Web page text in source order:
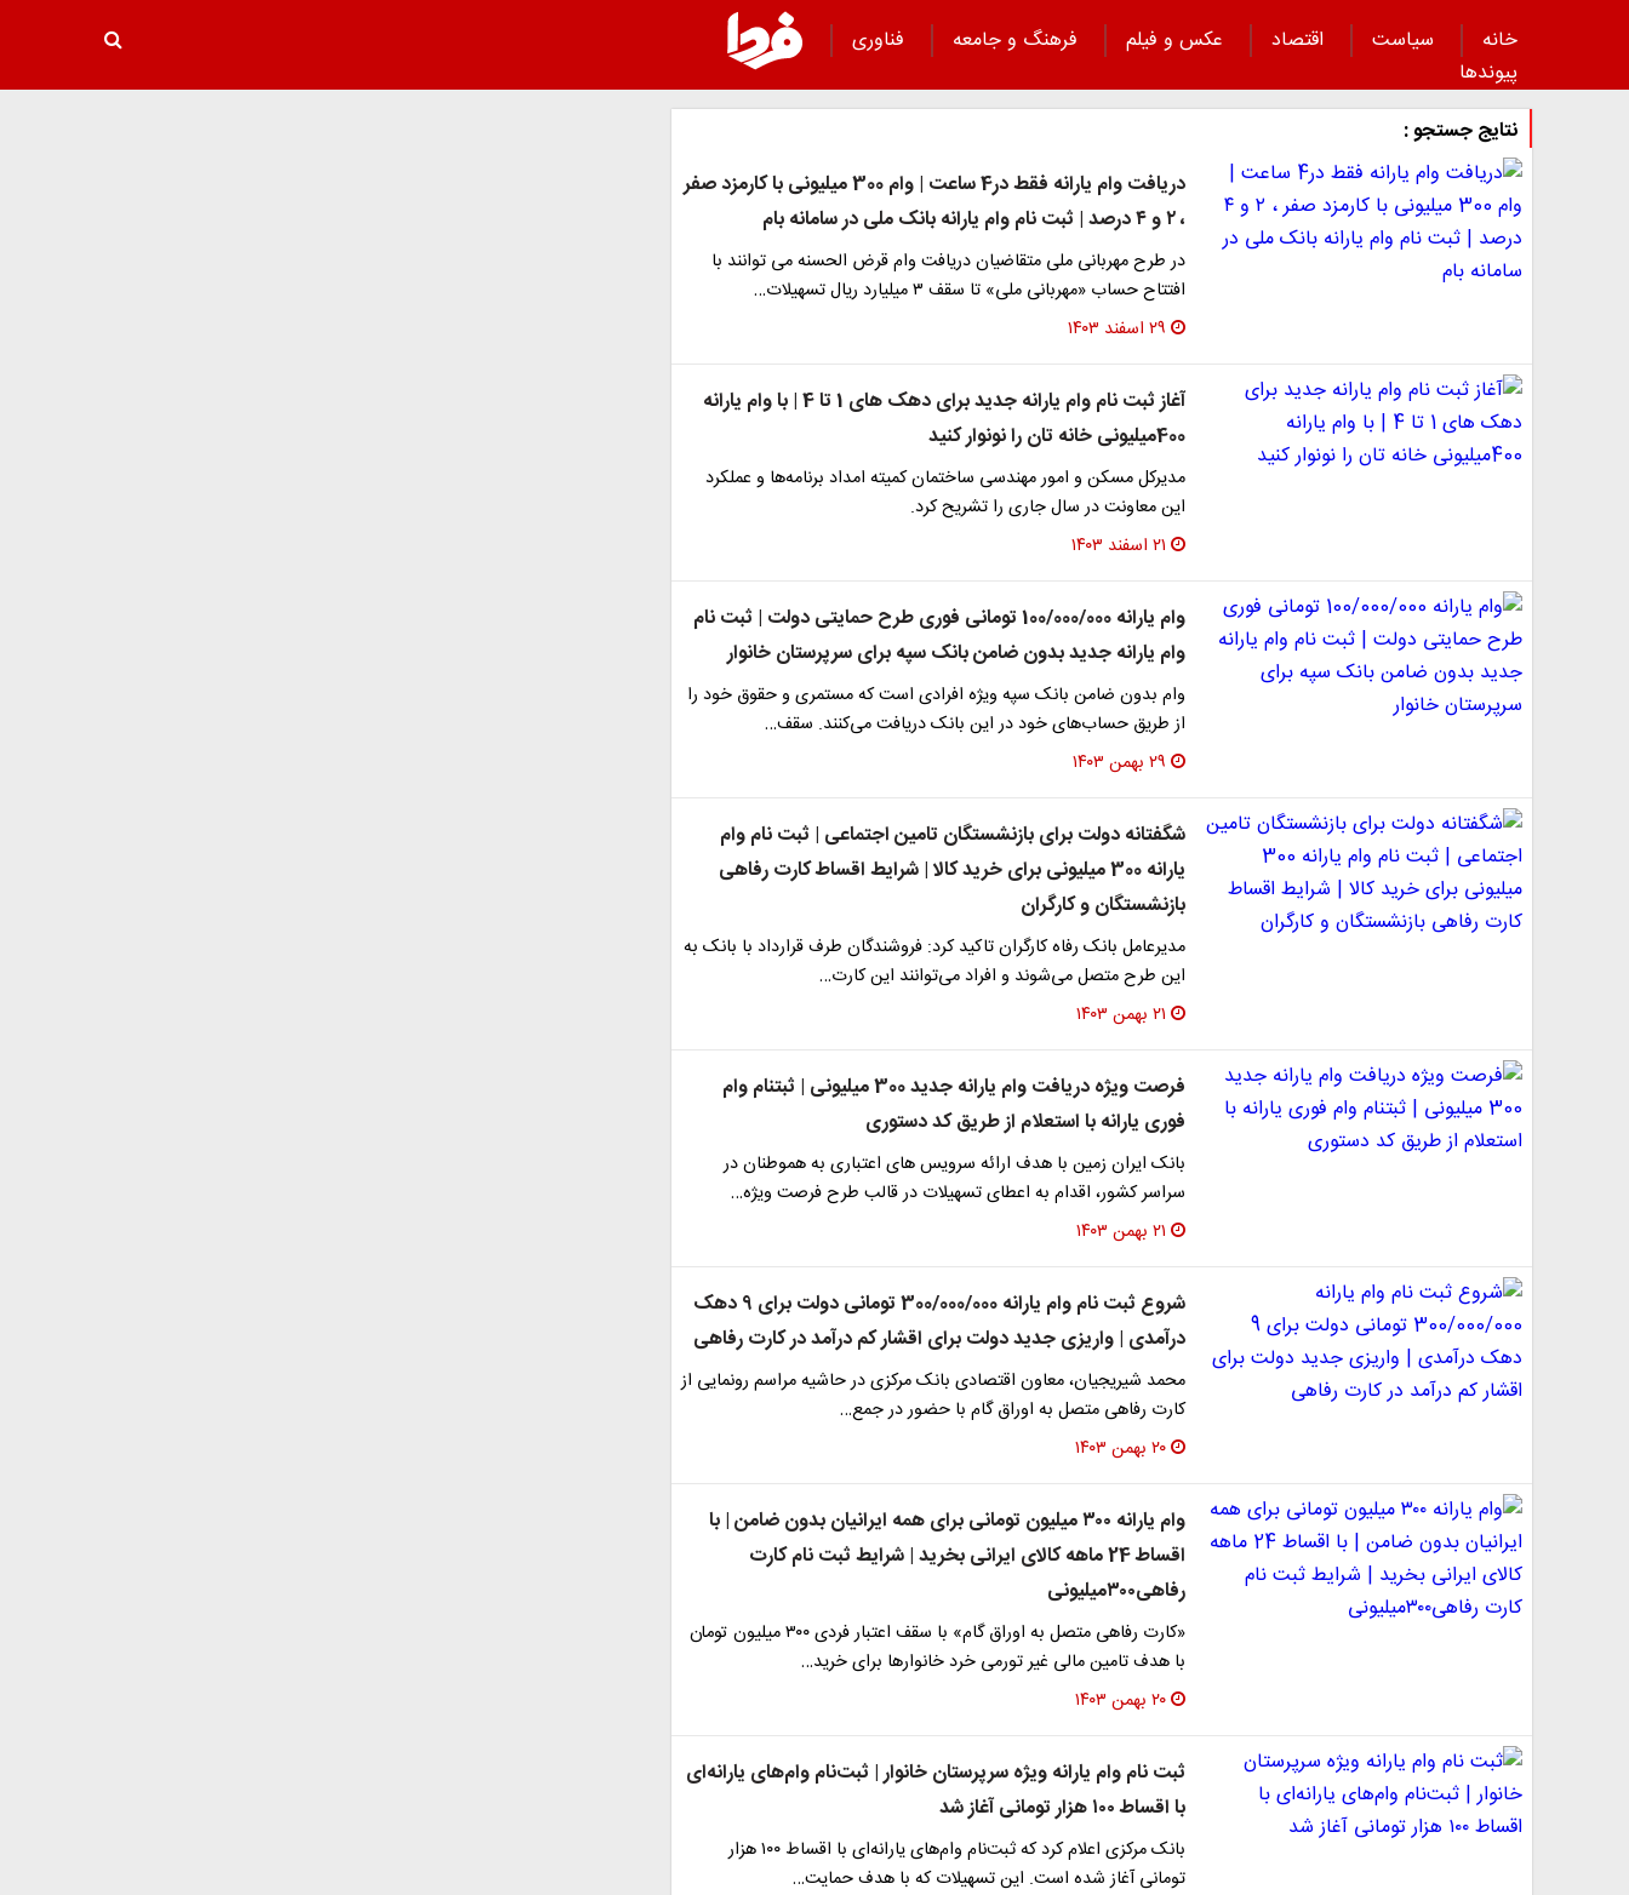
خانه سیاست اقتصاد عکس و فیلم فرهنگ و جامعه
فناوری
پیوند‌ها
نتایج جستجو :
دریافت وام یارانه فقط در4 ساعت | وام 300 میلیونی با کارمزد صفر
، ۲ و ۴ درصد | ثبت نام وام یارانه بانک ملی در سامانه بام
در طرح مهربانی ملی متقاضیان دریافت وام قرض الحسنه می توانند با
افتتاح حساب «مهربانی ملی» تا سقف ۳ میلیارد ریال تسهیلات…
۲۹ اسفند ۱۴۰۳
آغاز ثبت نام وام یارانه جدید برای دهک های 1 تا 4 | با وام یارانه
400میلیونی خانه تان را نونوار کنید
مدیرکل مسکن و امور مهندسی ساختمان کمیته امداد برنامه‌ها و عملکرد
این معاونت در سال جاری را تشریح کرد.
۲۱ اسفند ۱۴۰۳
وام یارانه 100/000/000 تومانی فوری طرح حمایتی دولت | ثبت نام
وام یارانه جدید بدون ضامن بانک سپه برای سرپرستان خانوار
وام بدون ضامن بانک سپه ویژه افرادی است که مستمری و حقوق خود را
از طریق حساب‌های خود در این بانک دریافت می‌کنند. سقف…
۲۹ بهمن ۱۴۰۳
شگفتانه دولت برای بازنشستگان تامین اجتماعی | ثبت نام وام
یارانه 300 میلیونی برای خرید کالا | شرایط اقساط کارت رفاهی
بازنشستگان و کارگران
مدیرعامل بانک رفاه کارگران تاکید کرد: فروشندگان طرف قرارداد با بانک به
این طرح متصل می‌شوند و افراد می‌توانند این کارت…
۲۱ بهمن ۱۴۰۳
فرصت ویژه دریافت وام یارانه جدید 300 میلیونی | ثبتنام وام
فوری یارانه با استعلام از طریق کد دستوری
بانک ایران زمین با هدف ارائه سرویس های اعتباری به هموطنان در
سراسر کشور، اقدام به اعطای تسهیلات در قالب طرح فرصت ویژه…
۲۱ بهمن ۱۴۰۳
شروع ثبت نام وام یارانه 300/000/000 تومانی دولت برای 9 دهک
درآمدی | واریزی جدید دولت برای اقشار کم درآمد در کارت رفاهی
محمد شیریجیان، معاون اقتصادی بانک مرکزی در حاشیه مراسم رونمایی از
کارت رفاهی متصل به اوراق گام با حضور در جمع…
۲۰ بهمن ۱۴۰۳
وام یارانه ۳۰۰ میلیون تومانی برای همه ایرانیان بدون ضامن | با
اقساط 24 ماهه کالای ایرانی بخرید | شرایط ثبت نام کارت
رفاهی۳۰۰میلیونی
«کارت رفاهی متصل به اوراق گام» با سقف اعتبار فردی ۳۰۰ میلیون تومان
با هدف تامین مالی غیر تورمی خرد خانوارها برای خرید…
۲۰ بهمن ۱۴۰۳
ثبت نام وام یارانه ویژه سرپرستان خانوار | ثبت‌نام وام‌های یارانه‌ای
با اقساط ۱۰۰ هزار تومانی آغاز شد
بانک مرکزی اعلام کرد که ثبت‌نام وام‌های یارانه‌ای با اقساط ۱۰۰ هزار
تومانی آغاز شده است. این تسهیلات که با هدف حمایت…